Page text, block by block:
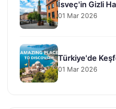
İsveç'in Gizli
01 Mar 2026
Türkiye'de
01 Mar 2026